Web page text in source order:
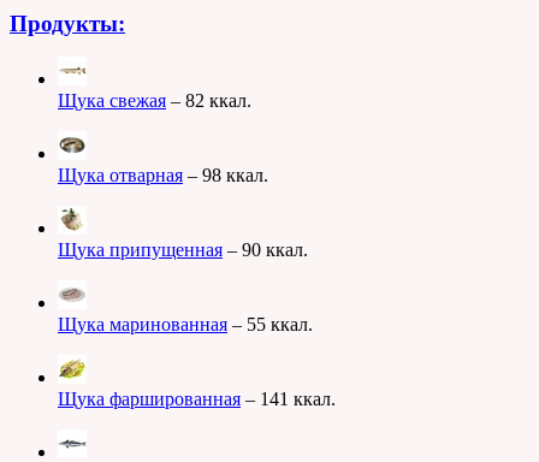
Продукты:
Щука свежая – 82 ккал.
Щука отварная – 98 ккал.
Щука припущенная – 90 ккал.
Щука маринованная – 55 ккал.
Щука фаршированная – 141 ккал.